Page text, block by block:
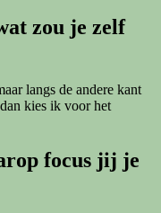
zou je zelf
langs de andere kant
kies ik voor het
focus jij je